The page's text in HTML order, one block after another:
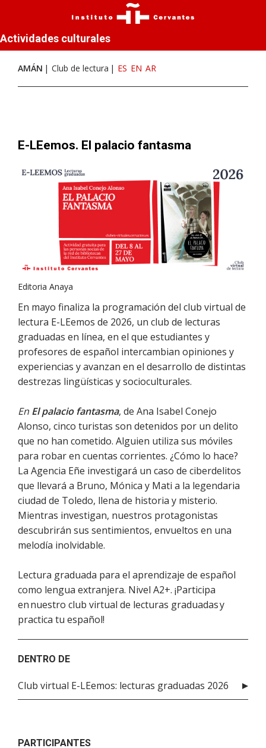
Actividades culturales
AMÁN Club de lectura ES EN AR
E-LEemos. El palacio fantasma
Editoria Anaya
En mayo finaliza la programación del club virtual de
lectura E-LEemos de 2026, un club de lecturas
graduadas en línea, en el que estudiantes y
profesores de español intercambian opiniones y
experiencias y avanzan en el desarrollo de distintas
destrezas lingüísticas y socioculturales.
En El palacio fantasma, de Ana Isabel Conejo
Alonso, cinco turistas son detenidos por un delito
que no han cometido. Alguien utiliza sus móviles
para robar en cuentas corrientes. ¿Cómo lo hace?
La Agencia Eñe investigará un caso de ciberdelitos
que llevará a Bruno, Mónica y Mati a la legendaria
ciudad de Toledo, llena de historia y misterio.
Mientras investigan, nuestros protagonistas
descubrirán sus sentimientos, envueltos en una
melodía inolvidable.
Lectura graduada para el aprendizaje de español
como lengua extranjera. Nivel A2+. ¡Participa
en nuestro club virtual de lecturas graduadas y
practica tu español!
DENTRO DE
Club virtual E-LEemos: lecturas graduadas 2026
PARTICIPANTES